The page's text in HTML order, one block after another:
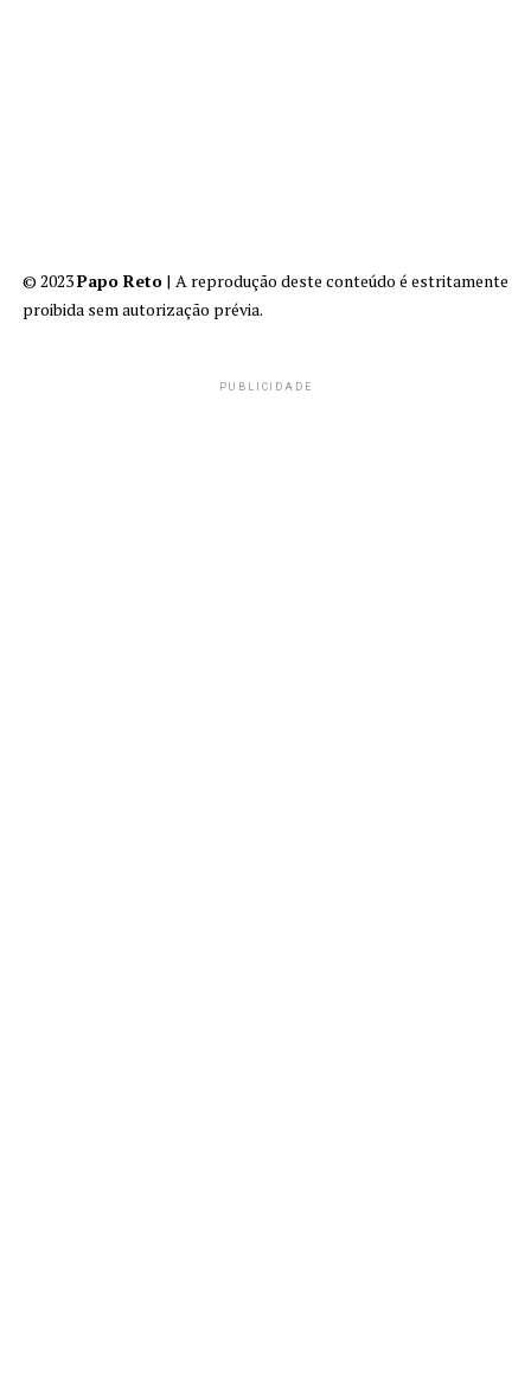
© 2023Papo Reto | A reprodução deste conteúdo é estritamente
proibida sem autorização prévia.
PUBLICIDADE